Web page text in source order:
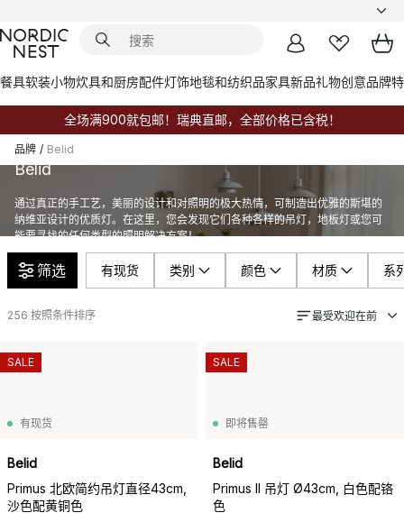
餐具软装小物炊具和厨房配件灯饰地毯和纺织品家具新品礼物创意品牌
全场满900就包邮！瑞典直邮，全部价格已含税！
品牌 / Belid
Belid
通过真正的手工艺，美丽的设计和对照明的极大热情，可制造出优雅的斯堪的
纳维亚设计的优质灯。在这里，您会发现它们各种各样的吊灯，地板灯或您可
能要寻找的任何类型的照明解决方案！
筛选 有现货 类别 颜色 材质 系
256 按照条件排序 最受欢迎在前
有现货
Belid
Primus 北欧简约吊灯直径43cm,
沙色配黄铜色
SALE
即将售罄
Belid
Primus II 吊灯 Ø43cm, 白色配铬
色
SALE